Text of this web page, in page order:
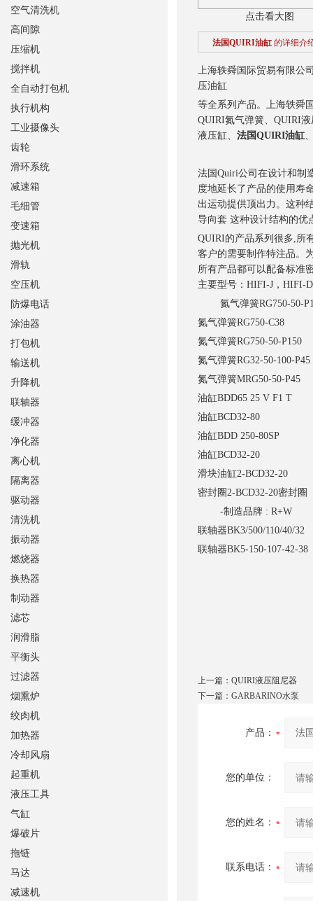
点击看大图
法国QUIRI油缸 的详细介
上海轶舜国际贸易有限公
压油缸
等全系列产品。上海轶舜
QUIRI氮气弹簧、QUIRI
液压缸、 法国QUIRI油缸
法国Quiri公司在设计和制
度地延长了产品的使用寿
出运动提供顶出力。这种
导向套 这种设计结构的
QUIRI的产品系列很多,所
客户的需要制作特注品。
所有产品都可以配备标准
主要型号：HIFI-J，HIFI-
氮气弹簧RG750-50-
氮气弹簧RG750-C38
氮气弹簧RG750-50-P150
氮气弹簧RG32-50-100-P45
氮气弹簧MRG50-50-P45
油缸BDD65 25 V F1 T
油缸BCD32-80
油缸BDD 250-80SP
油缸BCD32-20
滑块油缸2-BCD32-20
密封圈2-BCD32-20密封圈
-制造品牌 : R+W
联轴器BK3/500/110/40/32
联轴器BK5-150-107-42-38
上一篇： QUIRI液压阻尼器
下一篇： GARBARINO水泵
产品：
您的单位：
您的姓名：
联系电话：
空气清洗机
高间隙
压缩机
搅拌机
全自动打包机
执行机构
工业摄像头
齿轮
滑环系统
减速箱
毛细管
变速箱
抛光机
滑轨
空压机
防爆电话
涂油器
打包机
输送机
升降机
联轴器
缓冲器
净化器
离心机
隔离器
驱动器
清洗机
振动器
燃烧器
换热器
制动器
滤芯
润滑脂
平衡头
过滤器
烟熏炉
绞肉机
加热器
冷却风扇
起重机
液压工具
气缸
爆破片
拖链
马达
减速机